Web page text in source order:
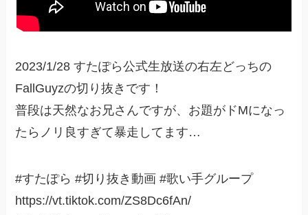
2023/1/28 すたぽら公式生放送の右左どっちの
FallGuyzの切り抜きです！
普段は天然なお兄さんですが、お題がドMになっ
たらノリ良すぎて暴走してます…
#すたぽら #切り抜き動画 #歌い手グループ
https://vt.tiktok.com/ZS8Dc6fAn/